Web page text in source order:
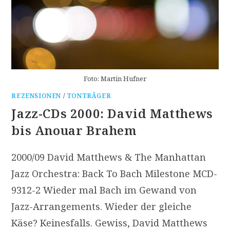
Foto: Martin Hufner
REZENSIONEN / TONTRÄGER
Jazz-CDs 2000: David Matthews
bis Anouar Brahem
2000/09 David Matthews & The Manhattan
Jazz Orchestra: Back To Bach Milestone MCD-
9312-2 Wieder mal Bach im Gewand von
Jazz-Arrangements. Wieder der gleiche
Käse? Keinesfalls. Gewiss, David Matthews